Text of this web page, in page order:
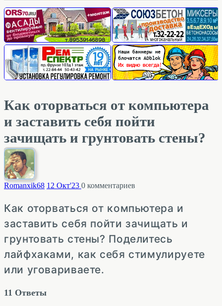
Как оторваться от компьютера
и заставить себя пойти
зачищать и грунтовать стены?
Romanxik68 12 Окт'23 0 комментариев
Как оторваться от компьютера и
заставить себя пойти зачищать и
грунтовать стены? Поделитесь
лайфхаками, как себя стимулируете
или уговариваете.
11 Ответы